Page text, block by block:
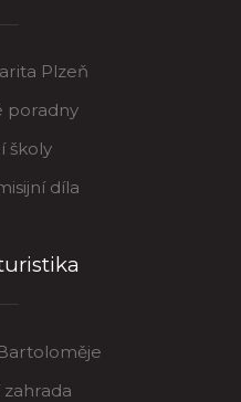
Plzeň
poradny
školy
díla